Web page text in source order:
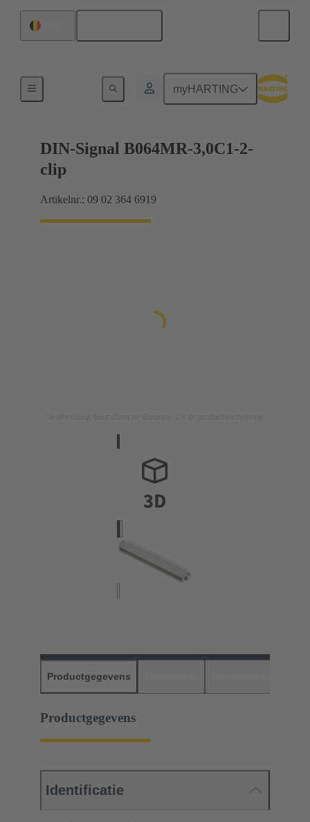
myHARTING
Moederbord naar dochterkaart-aansluiting
DIN-Signal B064MR-3,0C1-2-
clip
Artikelnr.: 09 02 364 6919
Productgegevens
Productgegevens
Identificatie